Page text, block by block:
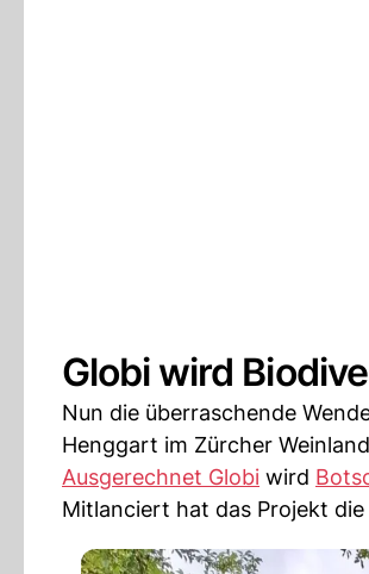
Globi wird
Nun die überraschende
Henggart im Zürcher
Ausgerechnet Globi wird
Mitlanciert hat das Projekt die